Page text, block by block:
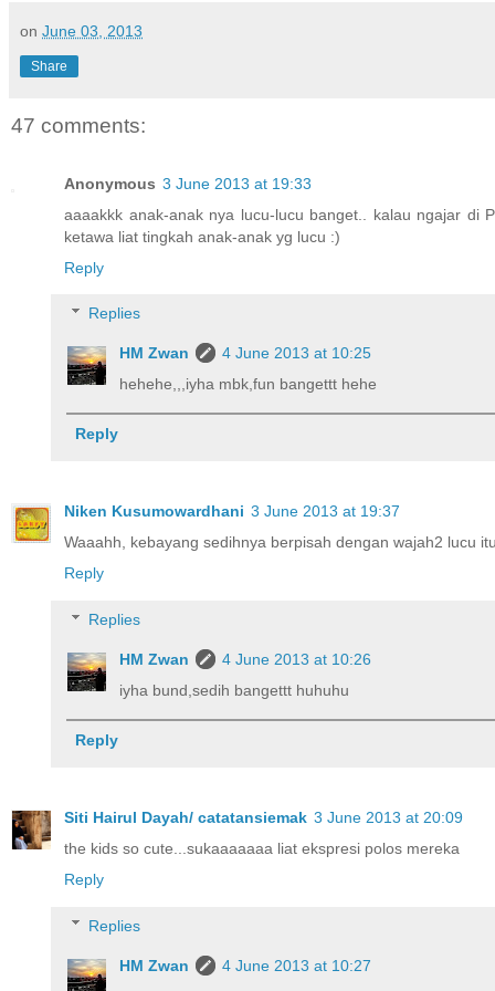
on June 03, 2013
Share
47 comments:
Anonymous 3 June 2013 at 19:33
aaaakkk anak-anak nya lucu-lucu banget.. kalau ngajar di
ketawa liat tingkah anak-anak yg lucu :)
Reply
Replies
HM Zwan
4 June 2013 at 10:25
hehehe,,,iyha mbk,fun bangettt hehe
Reply
Niken Kusumowardhani 3 June 2013 at 19:37
Waaahh, kebayang sedihnya berpisah dengan wajah2 lucu
Reply
Replies
HM Zwan
4 June 2013 at 10:26
iyha bund,sedih bangettt huhuhu
Reply
Siti Hairul Dayah/ catatansiemak 3 June 2013 at 20:09
the kids so cute...sukaaaaaaa liat ekspresi polos mereka
Reply
Replies
HM Zwan
4 June 2013 at 10:27